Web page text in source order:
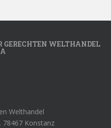
WELTHANDEL
Welthandel
78467 Konstanz